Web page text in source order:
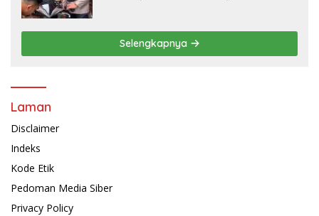
Selengkapnya
Laman
Disclaimer
Indeks
Kode Etik
Pedoman Media Siber
Privacy Policy